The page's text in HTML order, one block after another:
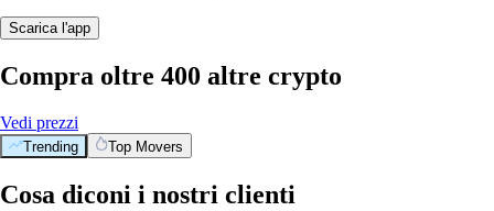
Scarica l'app
Compra oltre 400 altre crypto
Vedi prezzi
Trending Top Movers
Cosa diconi i nostri clienti